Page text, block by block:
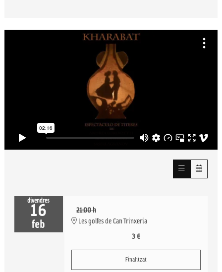
divendres
16
feb
21:00 h
Les golfes de Can Trinxeria
3 €
Finalitzat